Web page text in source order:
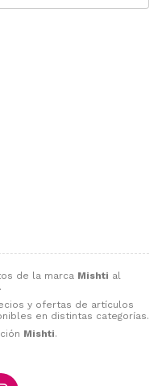
de la marca Mishti al
y ofertas de artículos
en distintas categorías.
Mishti.